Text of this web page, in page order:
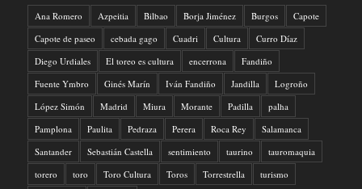
Ana Romero Azpeitia Bilbao Borja Jiménez Burgos
Capote
Capote de paseo
cebada gago Cuadri Cultura
Curro Díaz
Diego Urdiales
El toreo es cultura encerrona
Fandiño
Fuente Ymbro
Ginés Marín Iván Fandiño Jandilla
Logroño
López Simón
Madrid Miura Morante Padilla
palha
Pamplona
Paulita Pedraza Perera Roca Rey
Salamanca
Santander
Sebastián Castella sentimiento taurino
tauromaquia
torero
toro Toro Cultura Toros Torrestrella
turismo